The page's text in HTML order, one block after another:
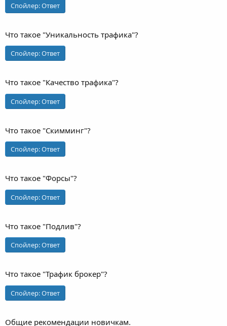
Спойлер:Ответ
Что такое "Уникальность трафика"?
Спойлер:Ответ
Что такое "Качество трафика"?
Спойлер:Ответ
Что такое "Скимминг"?
Спойлер:Ответ
Что такое "Форсы"?
Спойлер:Ответ
Что такое "Подлив"?
Спойлер:Ответ
Что такое "Трафик брокер"?
Спойлер:Ответ
Общие рекомендации новичкам.